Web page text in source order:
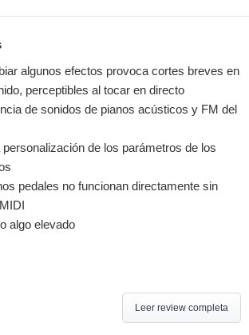
algunos efectos provoca cortes breves en
perceptibles al tocar en directo
de sonidos de pianos acústicos y FM del
personalización de los parámetros de los
pedales no funcionan directamente sin
algo elevado
Leer review completa